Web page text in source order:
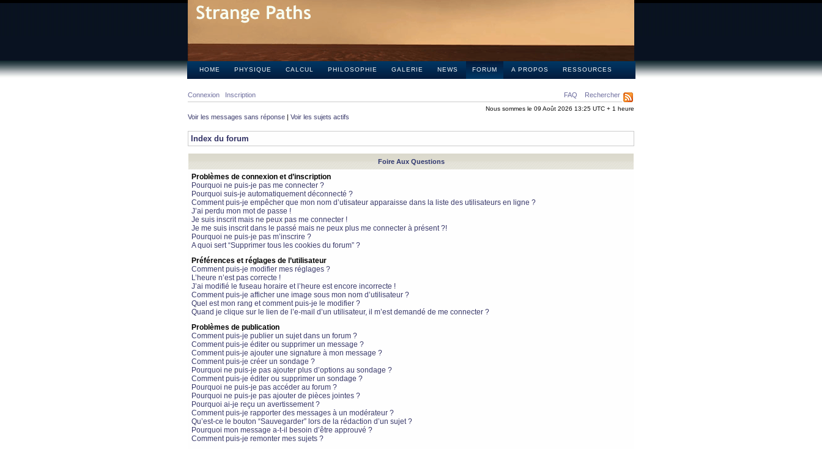
HOME PHYSIQUE CALCUL PHILOSOPHIE GALERIE NEWS FORUM A PROPOS RESSOURCES
FAQ Rechercher
Connexion Inscription
Nous sommes le 09 Août 2026 13:25 UTC + 1 heure
Voir les messages sans réponse | Voir les sujets actifs
Index du forum
Foire Aux Questions
Problèmes de connexion et d’inscription
Pourquoi ne puis-je pas me connecter ?
Pourquoi suis-je automatiquement déconnecté ?
Comment puis-je empêcher que mon nom d’utisateur apparaisse dans la liste des utilisateurs en ligne ?
J’ai perdu mon mot de passe !
Je suis inscrit mais ne peux pas me connecter !
Je me suis inscrit dans le passé mais ne peux plus me connecter à présent ?!
Pourquoi ne puis-je pas m’inscrire ?
A quoi sert “Supprimer tous les cookies du forum” ?
Préférences et réglages de l’utilisateur
Comment puis-je modifier mes réglages ?
L’heure n’est pas correcte !
J’ai modifié le fuseau horaire et l’heure est encore incorrecte !
Comment puis-je afficher une image sous mon nom d’utilisateur ?
Quel est mon rang et comment puis-je le modifier ?
Quand je clique sur le lien de l’e-mail d’un utilisateur, il m’est demandé de me connecter ?
Problèmes de publication
Comment puis-je publier un sujet dans un forum ?
Comment puis-je éditer ou supprimer un message ?
Comment puis-je ajouter une signature à mon message ?
Comment puis-je créer un sondage ?
Pourquoi ne puis-je pas ajouter plus d’options au sondage ?
Comment puis-je éditer ou supprimer un sondage ?
Pourquoi ne puis-je pas accéder au forum ?
Pourquoi ne puis-je pas ajouter de pièces jointes ?
Pourquoi ai-je reçu un avertissement ?
Comment puis-je rapporter des messages à un modérateur ?
Qu’est-ce le bouton “Sauvegarder” lors de la rédaction d’un sujet ?
Pourquoi mon message a-t-il besoin d’être approuvé ?
Comment puis-je remonter mes sujets ?